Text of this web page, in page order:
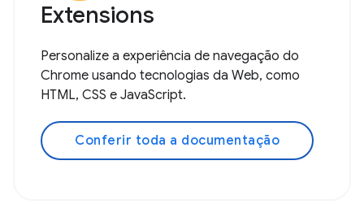
Extensions
Personalize a experiência de navegação do
Chrome usando tecnologias da Web, como
HTML, CSS e JavaScript.
Conferir toda a documentação